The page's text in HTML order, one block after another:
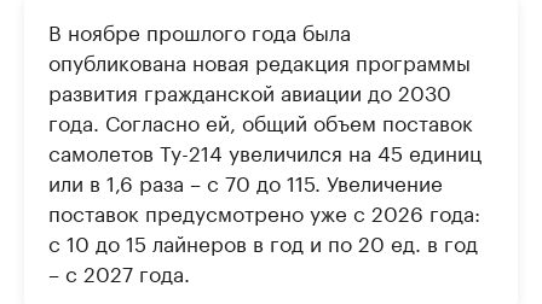
В ноябре прошлого года была
опубликована новая редакция программы
развития гражданской авиации до 2030
года. Согласно ей, общий объем поставок
самолетов Ту-214 увеличился на 45 единиц
или в 1,6 раза – с 70 до 115. Увеличение
поставок предусмотрено уже с 2026 года:
с 10 до 15 лайнеров в год и по 20 ед. в год
– с 2027 года.